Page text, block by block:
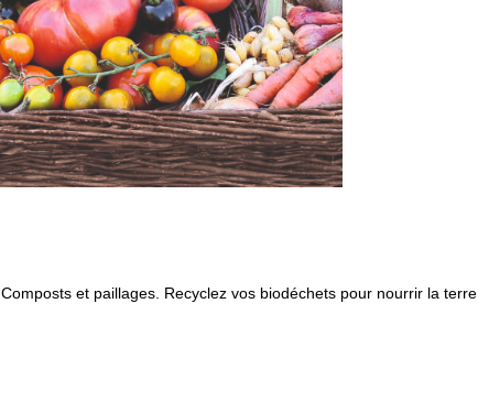
Composts et paillages. Recyclez vos biodéchets pour nourrir la terre